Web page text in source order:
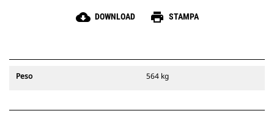
cloud_download DOWNLOAD print STAMPA
Peso 564 kg